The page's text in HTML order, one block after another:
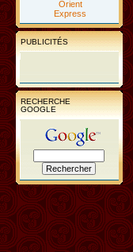
Orient
Express
PUBLICITÉS
RECHERCHE
GOOGLE